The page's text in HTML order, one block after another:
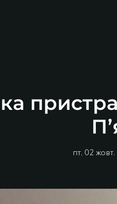
пт, 02 жовт.